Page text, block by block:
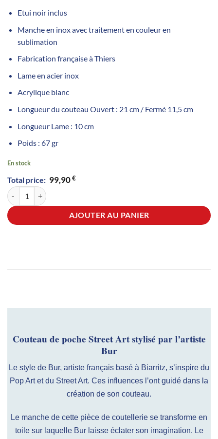
Etui noir inclus
Manche en inox avec traitement en couleur en
sublimation
Fabrication française à Thiers
Lame en acier inox
Acrylique blanc
Longueur du couteau Ouvert : 21 cm / Fermé 11,5 cm
Longueur Lame : 10 cm
Poids : 67 gr
En stock
Total price: 99,90€
quantité de Couteau de Poche Pop Art Le Coq Français x BUR
AJOUTER AU PANIER
Couteau de poche Street Art stylisé par l’artiste
Bur
Le style de Bur, artiste français basé à Biarritz, s’inspire du
Pop Art et du Street Art. Ces influences l’ont guidé dans la
création de son couteau.
Le manche de cette pièce de coutellerie se transforme en
toile sur laquelle Bur laisse éclater son imagination. Le